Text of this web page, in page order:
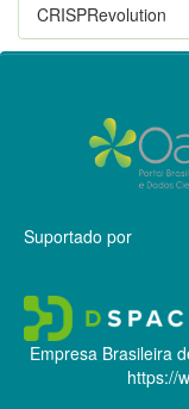
CRISPRevolution
Suportado por
Empresa Brasileira
https://